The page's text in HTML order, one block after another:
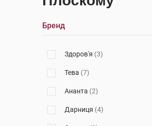
Бренд
Здоров'я (3)
Тева (7)
Ананта (2)
Дарниця (4)